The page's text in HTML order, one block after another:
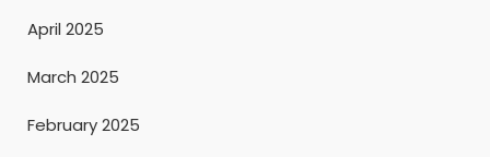
April 2025
March 2025
February 2025